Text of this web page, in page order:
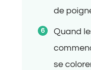
de
Quand
se